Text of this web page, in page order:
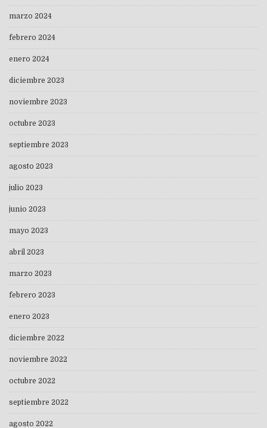
marzo 2024
febrero 2024
enero 2024
diciembre 2023
noviembre 2023
octubre 2023
septiembre 2023
agosto 2023
julio 2023
junio 2023
mayo 2023
abril 2023
marzo 2023
febrero 2023
enero 2023
diciembre 2022
noviembre 2022
octubre 2022
septiembre 2022
agosto 2022